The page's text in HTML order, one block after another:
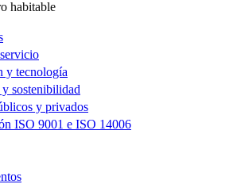
habitable
y tecnología
sostenibilidad
y privados
ISO 9001 e ISO 14006